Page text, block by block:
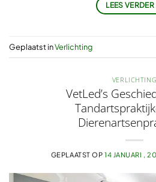
LEES VERDER
Geplaatst inVerlichting
VERLICHTING
VetLed’s
GEPLAATST OP 14 JANUARI ,